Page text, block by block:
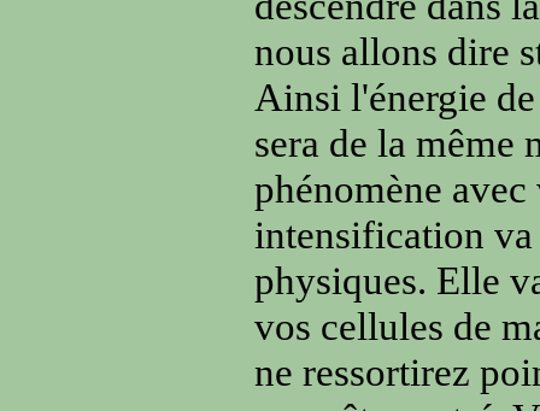
nous allons dire
Ainsi l'énergie
sera de la même
phénomène
intensification
physiques. Elle
vos cellules de
ne ressortirez